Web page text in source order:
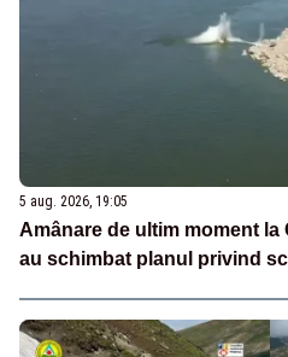
5 aug. 2026, 19:05
Amânare de ultim moment
au schimbat planul privind